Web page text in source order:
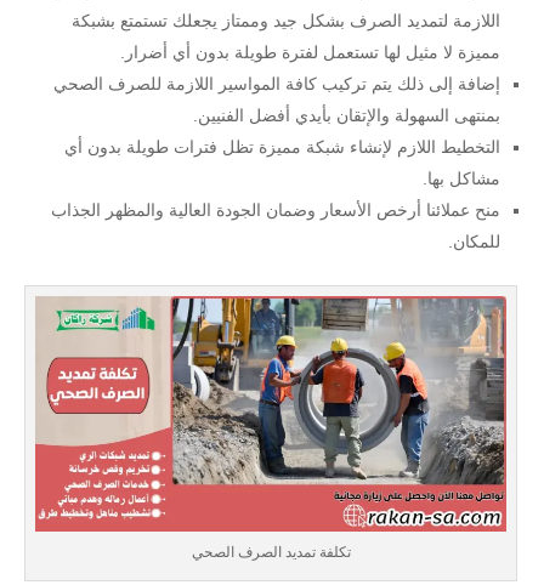
اللازمة لتمديد الصرف بشكل جيد وممتاز يجعلك تستمتع بشبكة
مميزة لا مثيل لها تستعمل لفترة طويلة بدون أي أضرار.
إضافة إلى ذلك يتم تركيب كافة المواسير اللازمة للصرف الصحي
بمنتهى السهولة والإتقان بأيدي أفضل الفنيين.
التخطيط اللازم لإنشاء شبكة مميزة تظل فترات طويلة بدون أي
مشاكل بها.
منح عملائنا أرخص الأسعار وضمان الجودة العالية والمظهر الجذاب
للمكان.
تكلفة تمديد الصرف الصحي